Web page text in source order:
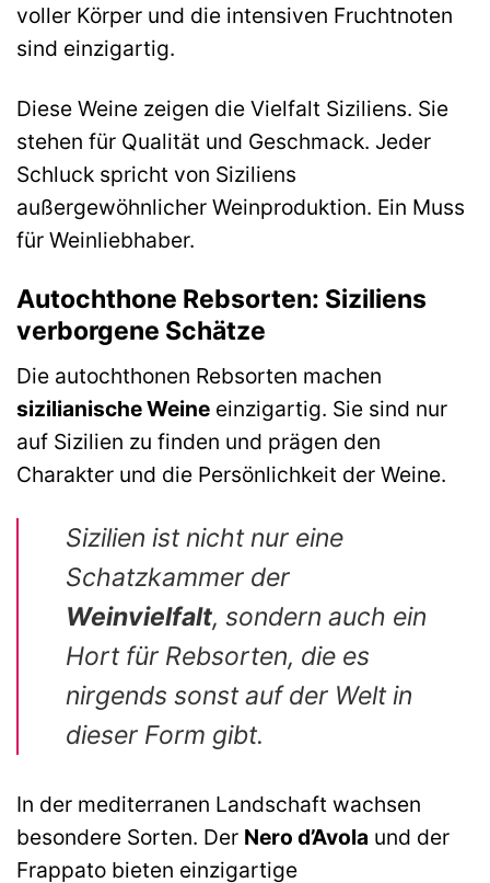
voller Körper und die intensiven Fruchtnoten
sind einzigartig.
Diese Weine zeigen die Vielfalt Siziliens. Sie
stehen für Qualität und Geschmack. Jeder
Schluck spricht von Siziliens
außergewöhnlicher Weinproduktion. Ein Muss
für Weinliebhaber.
Autochthone Rebsorten: Siziliens
verborgene Schätze
Die autochthonen Rebsorten machen
sizilianische Weine einzigartig. Sie sind nur
auf Sizilien zu finden und prägen den
Charakter und die Persönlichkeit der Weine.
Sizilien ist nicht nur eine
Schatzkammer der
Weinvielfalt, sondern auch ein
Hort für Rebsorten, die es
nirgends sonst auf der Welt in
dieser Form gibt.
In der mediterranen Landschaft wachsen
besondere Sorten. Der Nero d’Avola und der
Frappato bieten einzigartige